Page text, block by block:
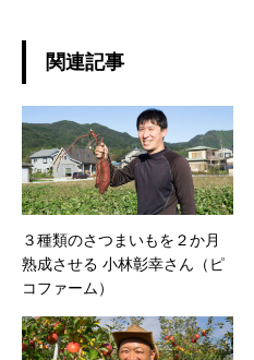
関連記事
３種類のさつまいもを２か月
熟成させる 小林彰幸さん（ピ
コファーム）